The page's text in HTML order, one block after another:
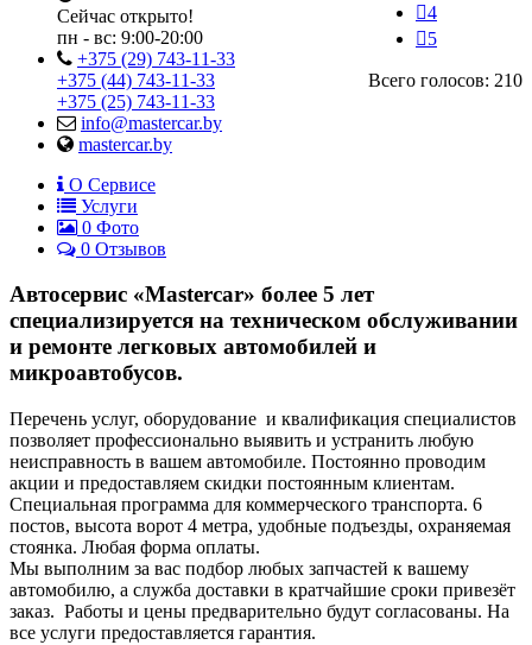
4
5
Всего голосов: 210
Сейчас открыто!
пн - вс: 9:00-20:00
+375 (29) 743-11-33
+375 (44) 743-11-33
+375 (25) 743-11-33
info@mastercar.by
mastercar.by
О Сервисе
Услуги
0 Фото
0 Отзывов
Автосервис «Mastercar» более 5 лет
специализируется на техническом обслуживании
и ремонте легковых автомобилей и
микроавтобусов.
Перечень услуг, оборудование и квалификация специалистов
позволяет профессионально выявить и устранить любую
неисправность в вашем автомобиле. Постоянно проводим
акции и предоставляем скидки постоянным клиентам.
Специальная программа для коммерческого транспорта. 6
постов, высота ворот 4 метра, удобные подъезды, охраняемая
стоянка. Любая форма оплаты.
Мы выполним за вас подбор любых запчастей к вашему
автомобилю, а служба доставки в кратчайшие сроки привезёт
заказ. Работы и цены предварительно будут согласованы. На
все услуги предоставляется гарантия.